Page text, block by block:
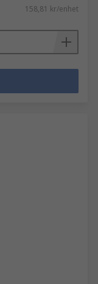
158,81 kr/enhet